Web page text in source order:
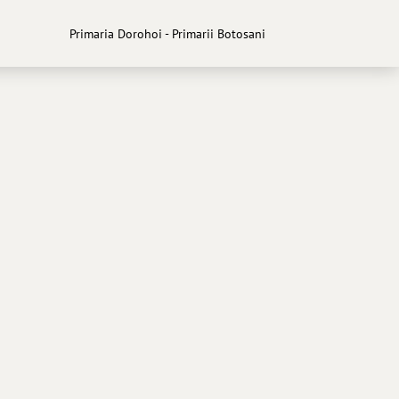
Primaria Dorohoi - Primarii Botosani